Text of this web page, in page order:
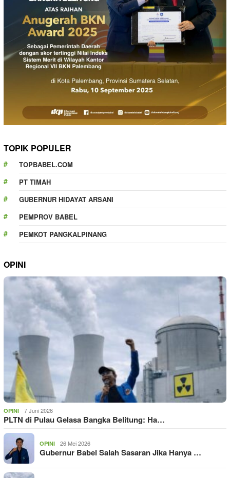
TOPIK POPULER
TOPBABEL.COM
PT TIMAH
GUBERNUR HIDAYAT ARSANI
PEMPROV BABEL
PEMKOT PANGKALPINANG
OPINI
OPINI 7 Juni 2026
PLTN di Pulau Gelasa Bangka Belitung: Ha…
OPINI 26 Mei 2026
Gubernur Babel Salah Sasaran Jika Hanya …